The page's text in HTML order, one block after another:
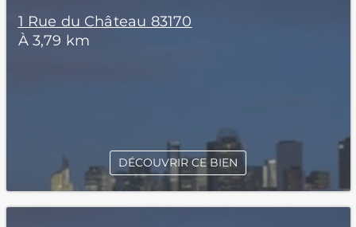
1 Rue du Château 83170
À 3,79 km
DÉCOUVRIR CE BIEN